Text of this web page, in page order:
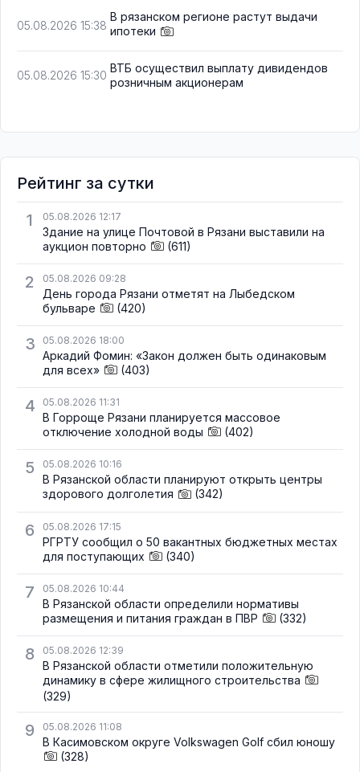
05.08.2026 15:38
В рязанском регионе растут выдачи
ипотеки
05.08.2026 15:30
ВТБ осуществил выплату дивидендов
розничным акционерам
Рейтинг за сутки
1
05.08.2026 12:17
Здание на улице Почтовой в Рязани выставили на
аукцион повторно
(611)
2 05.08.2026 09:28
День города Рязани отметят на Лыбедском
бульваре
(420)
3 05.08.2026 18:00
Аркадий Фомин: «Закон должен быть одинаковым
для всех»
(403)
4 05.08.2026 11:31
В Горроще Рязани планируется массовое
отключение холодной воды
(402)
5 05.08.2026 10:16
В Рязанской области планируют открыть центры
здорового долголетия
(342)
6 05.08.2026 17:15
РГРТУ сообщил о 50 вакантных бюджетных местах
для поступающих
(340)
7 05.08.2026 10:44
В Рязанской области определили нормативы
размещения и питания граждан в ПВР
(332)
8 05.08.2026 12:39
В Рязанской области отметили положительную
динамику в сфере жилищного строительства
(329)
9 05.08.2026 11:08
В Касимовском округе Volkswagen Golf сбил юношу
(328)